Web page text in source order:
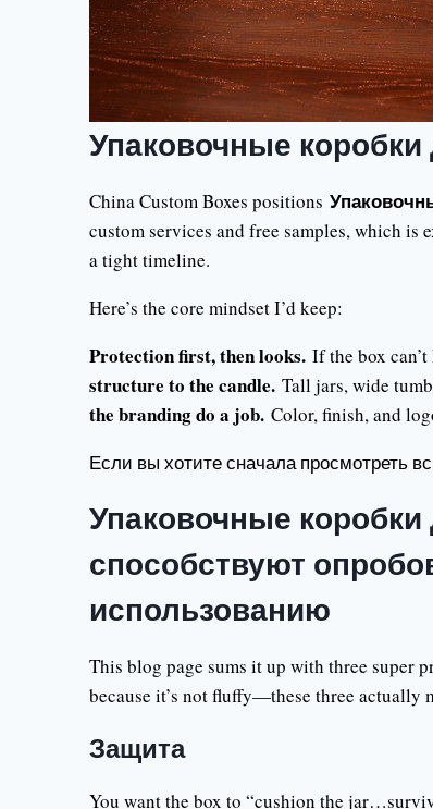
Упаковочные коробки
China Custom Boxes positions
custom services and free samples, which is
a tight timeline.
Here’s the core mindset I’d keep:
Protection first, then looks. If the box
structure to the candle. Tall jars, wide
the branding do a job. Color, finish, and
Если вы хотите сначала просмотреть
Упаковочные
способствуют
использованию
This blog page sums it up with three super
because it’s not fluffy—these three actually
Защита
You want the box to “cushion the